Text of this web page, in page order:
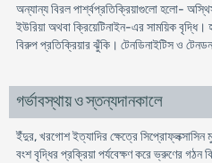
অন্যান্য বিরল পার্শ্বপ্রতিক্রিয়াগুলো হলো-
ইউরিয়া অথবা ক্রিয়েটিনাইন-এর সাময়িক বৃদ্ধি।
বিরুপ প্রতিক্রিয়ার ঝুঁকি। টেনডিনাইটিস ও
গর্ভাবস্থায় ও স্তন্যদানকালে
ইঁদুর, খরগোশ ইত্যাদির ক্ষেত্রে
বংশ বৃদ্ধির প্রক্রিয়া পর্যবেক্ষণ করে ভ্রুণের গঠন